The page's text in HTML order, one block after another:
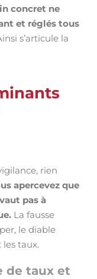
concret ne
et réglés tous
s’articule la
rien
apercevez que
pas à
La fausse
le diable
taux.
de taux et